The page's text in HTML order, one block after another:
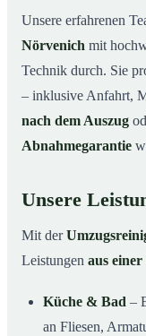
Unsere erfahrenen
Nörvenich mit
Technik durch. Sie
– inklusive Anfahrt,
nach dem Auszug
Abnahmegarantie
Unsere
Mit der
Leistungen aus
Küche & Bad –
an Fliesen,